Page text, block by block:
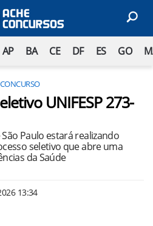
AP BA CE DF ES GO
UNIFESP 273-
Paulo estará realizando
seletivo que abre uma
da Saúde
13:34